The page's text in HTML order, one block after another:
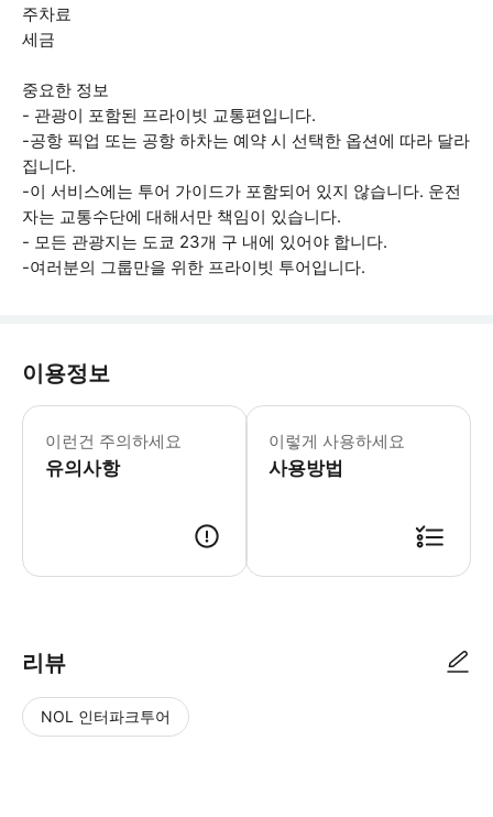
주차료
세금
중요한 정보
- 관광이 포함된 프라이빗 교통편입니다.
-공항 픽업 또는 공항 하차는 예약 시 선택한 옵션에 따라 달라
집니다.
-이 서비스에는 투어 가이드가 포함되어 있지 않습니다. 운전
자는 교통수단에 대해서만 책임이 있습니다.
- 모든 관광지는 도쿄 23개 구 내에 있어야 합니다.
-여러분의 그룹만을 위한 프라이빗 투어입니다.
이용정보
이런건 주의하세요
유의사항
【픽업 관련 중요 정보】 픽업 세부
이렇게 사용하세요
사용방법
리뷰
NOL 인터파크투어